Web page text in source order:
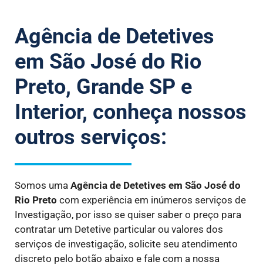
Agência de Detetives
em São José do Rio
Preto, Grande SP e
Interior, conheça nossos
outros serviços:
Somos uma Agência de Detetives em São José do
Rio Preto com experiência em inúmeros serviços de
Investigação, por isso se quiser saber o preço para
contratar um Detetive particular ou valores dos
serviços de investigação, solicite seu atendimento
discreto pelo botão abaixo e fale com a nossa